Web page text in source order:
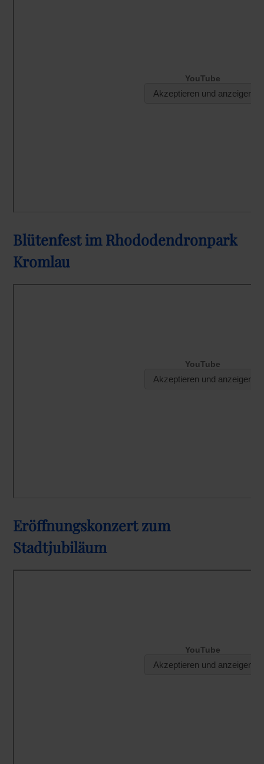
Blütenfest im Rhododendronpark
Kromlau
Eröffnungskonzert zum
Stadtjubiläum